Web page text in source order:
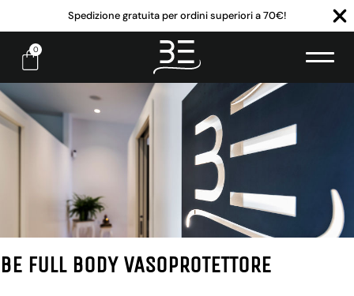
Spedizione gratuita per ordini superiori a 70€!
0
BE FULL BODY VASOPROTETTORE